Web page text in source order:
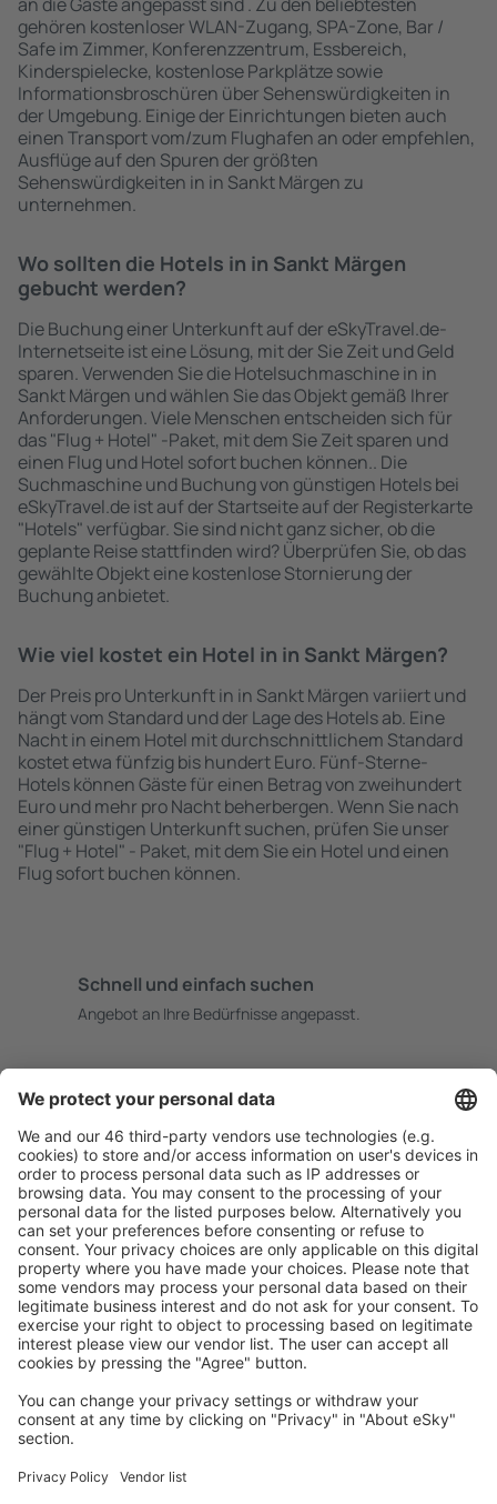
gehören kostenloser WLAN-Zugang, SPA-Zone, Bar /
Safe im Zimmer, Konferenzzentrum, Essbereich,
Kinderspielecke, kostenlose Parkplätze sowie
Informationsbroschüren über Sehenswürdigkeiten in
der Umgebung. Einige der Einrichtungen bieten auch
einen Transport vom/zum Flughafen an oder empfehlen,
Ausflüge auf den Spuren der größten
Sehenswürdigkeiten in in Sankt Märgen zu
unternehmen.
Wo sollten die Hotels in in Sankt Märgen
gebucht werden?
Die Buchung einer Unterkunft auf der eSkyTravel.de-
Internetseite ist eine Lösung, mit der Sie Zeit und Geld
sparen. Verwenden Sie die Hotelsuchmaschine in in
Sankt Märgen und wählen Sie das Objekt gemäß Ihrer
Anforderungen. Viele Menschen entscheiden sich für
das "Flug + Hotel" -Paket, mit dem Sie Zeit sparen und
einen Flug und Hotel sofort buchen können.. Die
Suchmaschine und Buchung von günstigen Hotels bei
eSkyTravel.de ist auf der Startseite auf der Registerkarte
"Hotels" verfügbar. Sie sind nicht ganz sicher, ob die
geplante Reise stattfinden wird? Überprüfen Sie, ob das
gewählte Objekt eine kostenlose Stornierung der
Buchung anbietet.
Wie viel kostet ein Hotel in in Sankt Märgen?
Der Preis pro Unterkunft in in Sankt Märgen variiert und
hängt vom Standard und der Lage des Hotels ab. Eine
Nacht in einem Hotel mit durchschnittlichem Standard
kostet etwa fünfzig bis hundert Euro. Fünf-Sterne-
Hotels können Gäste für einen Betrag von zweihundert
Euro und mehr pro Nacht beherbergen. Wenn Sie nach
einer günstigen Unterkunft suchen, prüfen Sie unser
"Flug + Hotel" - Paket, mit dem Sie ein Hotel und einen
Flug sofort buchen können.
Schnell und einfach suchen
Angebot an Ihre Bedürfnisse angepasst.
Buchen ohne Sorgen mit einer kostenlosen
Stornierungsoption.
Mehr sparen
Attraktive Preise und Spezialangebote für eingeloggte
Benutzer.
Unterkünfte, die Sie mögen
Wählen Sie aus über 1,3 Millionen Unterkünften: Hotels,
Hütten, Apartments und andere.
Meist gesuchte Hotels von eSky-Nutzern
Hotels in Deutschland - Beliebte Städte